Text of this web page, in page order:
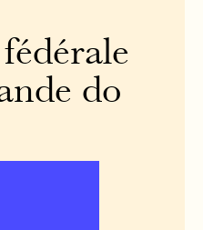
do